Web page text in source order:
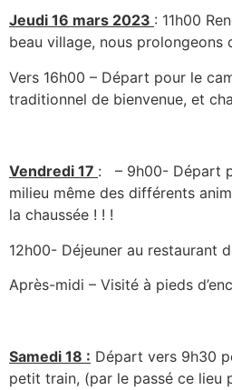
Jeudi 16 mars 2023 : 11h00
beau village, nous
Vers 16h00 – Départ pour le
traditionnel de bienvenue, et
Vendredi 17 : – 9h00- Départ
milieu même des différents
la chaussée ! ! !
12h00- Déjeuner au restaurant
Après-midi – Visité à pieds
Samedi 18 : Départ vers 9h30
petit train, (par le passé ce lieu